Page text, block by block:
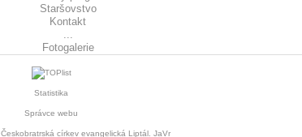
Staršovstvo
Kontakt
Fotogalerie
Statistika
Správce webu
Českobratrská církev evangelická Liptál. JaVr